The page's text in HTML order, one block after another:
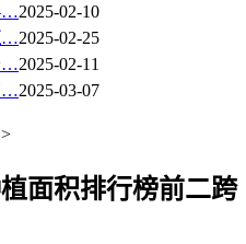
2025-02-10
…2025-02-25
…2025-02-11
…2025-03-07
>
面积排行榜前二跨